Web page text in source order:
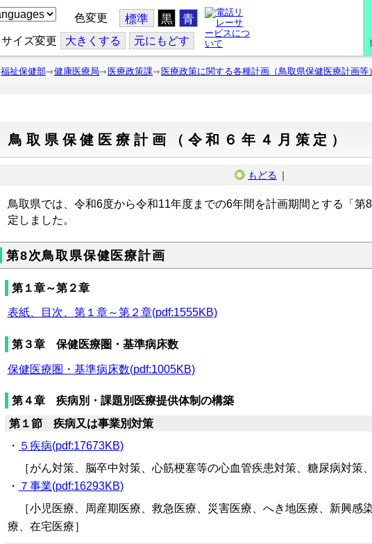
色変更 標準 黒 青
サイズ変更 大きくする 元にもどす
福祉保健部 健康医療局 医療政策課 医療政策に関する各種計画（鳥取県保健医療計画等）
鳥取県保健医療計画（令和６年４月策定）
もどる ｜
鳥取県では、令和6度から令和11年度までの6年間を計画期間とする「第
定しました。
第8次鳥取県保健医療計画
第１章～第２章
表紙、目次、第１章～第２章(pdf:1555KB)
第３章 保健医療圏・基準病床数
保健医療圏・基準病床数(pdf:1005KB)
第４章 疾病別・課題別医療提供体制の構築
第１節 疾病又は事業別対策
・ ５疾病(pdf:17673KB)
［がん対策、脳卒中対策、心筋梗塞等の心血管疾患対策、糖尿病対策、
・ ７事業(pdf:16293KB)
［小児医療、周産期医療、救急医療、災害医療、へき地医療、新興感
療、在宅医療］